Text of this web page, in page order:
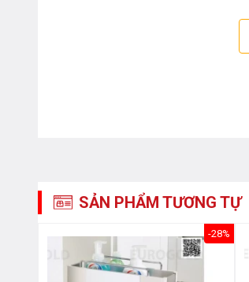
SẢN PHẨM TƯƠNG TỰ
-28%